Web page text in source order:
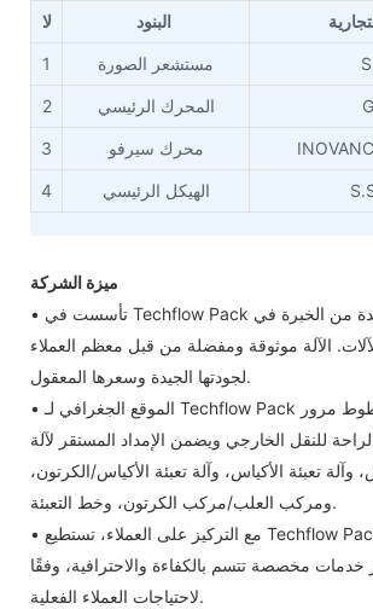
لا
1 مستشعر الصورة
2 المحرك الرئيسي
3 محرك سيرفو
4 الهيكل الرئيسي
ميزة الشركة
• تأسست في Techflow Pack ولديها سنوات عديدة من الخبرة في
الآلة موثوقة ومفضلة من قبل معظم العملاء
لجودتها الجيدة وسعرها المعقول.
• الموقع الجغرافي لـ Techflow Pack متفوق مع وجود خطوط مرور
للنقل الخارجي ويضمن الإمداد المستقر لآلة
وآلة تعبئة الأكياس، وآلة تعبئة الأكياس/الكرتون،
ومركب العلب/مركب الكرتون، وخط التعبئة.
• مع التركيز على العملاء، تستطيع Techflow Pack تطوير وإنتاج آلات
خدمات مخصصة تتسم بالكفاءة والاحترافية، وفقًا
لاحتياجات العملاء الفعلية.